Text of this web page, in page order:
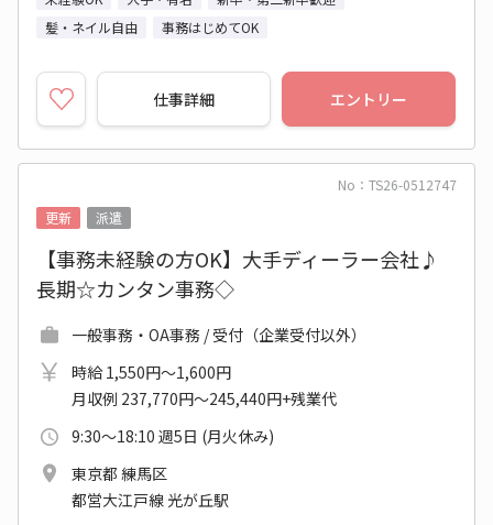
髪・ネイル自由
事務はじめてOK
仕事詳細 エントリー
No：TS26-0512747
更新
派遣
【事務未経験の方OK】大手ディーラー会社♪
長期☆カンタン事務◇
一般事務・OA事務 / 受付（企業受付以外）
時給 1,550円～1,600円
月収例 237,770円～245,440円+残業代
9:30～18:10 週5日 (月火休み)
東京都 練馬区
都営大江戸線 光が丘駅